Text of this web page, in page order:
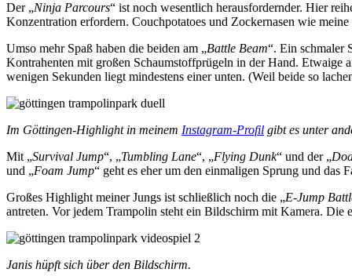
Der „Ninja Parcours“ ist noch wesentlich herausfordernder. Hier
Konzentration erfordern. Couchpotatoes und Zockernasen wie
Umso mehr Spaß haben die beiden am „Battle Beam“. Ein schmaler
Kontrahenten mit großen Schaumstoffprügeln in der Hand. Etwaige
wenigen Sekunden liegt mindestens einer unten. (Weil beide so
Im Göttingen-Highlight in meinem Instagram-Profil gibt es unter
Mit „Survival Jump“, „Tumbling Lane“, „Flying Dunk“ und der „
und „Foam Jump“ geht es eher um den einmaligen Sprung und das
Großes Highlight meiner Jungs ist schließlich noch die „E-Jump
antreten. Vor jedem Trampolin steht ein Bildschirm mit Kamera. Die
Janis hüpft sich über den Bildschirm.